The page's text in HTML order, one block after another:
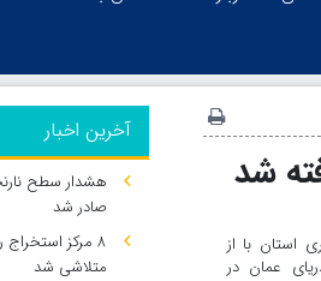
شد
استان با از
عمان در
آخرین اخبار
هشدار سطح
صادر شد
۸ مرکز
متلاشی شد